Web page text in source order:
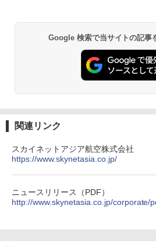
ENDLESS BASE
テント ワンタッ
￥5,999
易 トイレテント (
[キャンパーズコ
GRANDOOR ステ
026リニューアル
コンパクト 保冷
￥2,980
0ml（連続噴射30
秒）射程5～10m
Google 検索で当サイトの記事
関連リンク
スカイネットアジア航空株式会社
https://www.skynetasia.co.jp/
ニュースリリース（PDF）
http://www.skynetasia.co.jp/corporate/